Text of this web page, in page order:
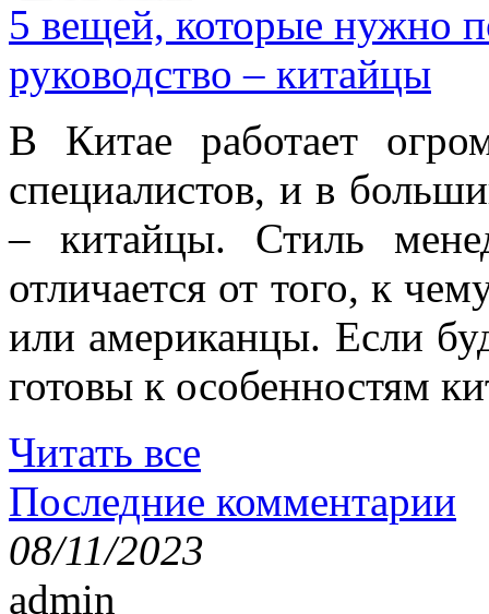
5 вещей, которые нужно
руководство – китайцы
В Китае работает
специалистов, и в
– китайцы. Стиль
отличается от того, к
или американцы. Если
готовы к особенностям
Читать все
Последние комментарии
08/11/2023
admin